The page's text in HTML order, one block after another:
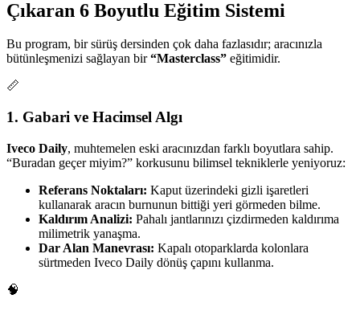
Çıkaran 6 Boyutlu Eğitim Sistemi
Bu program, bir sürüş dersinden çok daha fazlasıdır; aracınızla
bütünleşmenizi sağlayan bir“Masterclass” eğitimidir.
📏
1. Gabari ve Hacimsel Algı
Iveco Daily, muhtemelen eski aracınızdan farklı boyutlara sahip.
“Buradan geçer miyim?” korkusunu bilimsel tekniklerle yeniyoruz:
Referans Noktaları: Kaput üzerindeki gizli işaretleri
kullanarak aracın burnunun bittiği yeri görmeden bilme.
Kaldırım Analizi: Pahalı jantlarınızı çizdirmeden kaldırıma
milimetrik yanaşma.
Dar Alan Manevrası: Kapalı otoparklarda kolonlara
sürtmeden Iveco Daily dönüş çapını kullanma.
🧠